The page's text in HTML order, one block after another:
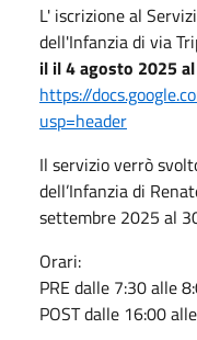
L' iscrizione al
dell'Infanzia di via
il il 4 agosto 2025
https://
usp=header
Il servizio verrò
dell’Infanzia di
settembre 2025 al
Orari:
PRE dalle 7:30 alle
POST dalle 16:00